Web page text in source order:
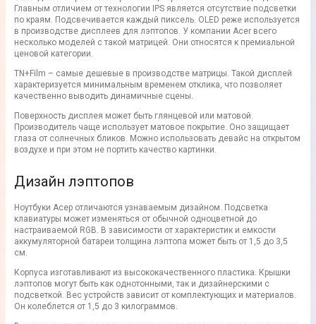
Главным отличием от технологии IPS является отсутствие подсветки
по краям. Подсвечивается каждый пиксель. OLED реже используется
в производстве дисплеев для лэптопов. У компании Acer всего
несколько моделей с такой матрицей. Они относятся к премиальной
ценовой категории.
TN+Film – самые дешевые в производстве матрицы. Такой дисплей
характеризуется минимальным временем отклика, что позволяет
качественно выводить динамичные сцены.
Поверхность дисплея может быть глянцевой или матовой.
Производитель чаще использует матовое покрытие. Оно защищает
глаза от солнечных бликов. Можно использовать девайс на открытом
воздухе и при этом не портить качество картинки.
Дизайн лэптопов
Ноутбуки Асер отличаются узнаваемым дизайном. Подсветка
клавиатуры может изменяться от обычной одноцветной до
настраиваемой RGB. В зависимости от характеристик и емкости
аккумуляторной батареи толщина лэптопа может быть от 1,5 до 3,5
см.
Корпуса изготавливают из высококачественного пластика. Крышки
лэптопов могут быть как однотонными, так и дизайнерскими с
подсветкой. Вес устройств зависит от комплектующих и материалов.
Он колеблется от 1,5 до 3 килограммов.